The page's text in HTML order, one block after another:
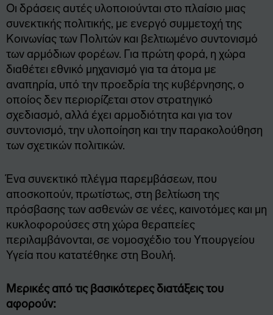
Οι δράσεις αυτές υλοποιούνται στο πλαίσιο μιας
συνεκτικής πολιτικής, με ενεργό συμμετοχή της
Κοινωνίας των Πολιτών και βελτιωμένο συντονισμό
των αρμόδιων φορέων. Για πρώτη φορά, η χώρα
διαθέτει εθνικό μηχανισμό για τα άτομα με
αναπηρία, υπό την προεδρία της κυβέρνησης, ο
οποίος δεν περιορίζεται στον στρατηγικό
σχεδιασμό, αλλά έχει αρμοδιότητα και για τον
συντονισμό, την υλοποίηση και την παρακολούθηση
των σχετικών πολιτικών.
Ένα συνεκτικό πλέγμα παρεμβάσεων, που
αποσκοπούν, πρωτίστως, στη βελτίωση της
πρόσβασης των ασθενών σε νέες, καινοτόμες και μη
κυκλοφορούσες στη χώρα θεραπείες
περιλαμβάνονται, σε νομοσχέδιο του Υπουργείου
Υγεία που κατατέθηκε στη Βουλή.
Μερικές από τις βασικότερες διατάξεις του
αφορούν: